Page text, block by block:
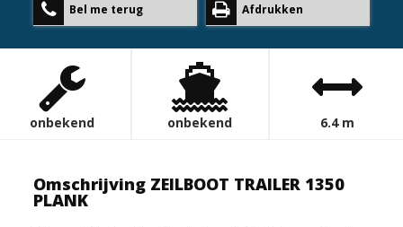
Bel me terug Afdrukken
onbekend onbekend 6.4 m
Omschrijving ZEILBOOT TRAILER 1350
PLANK